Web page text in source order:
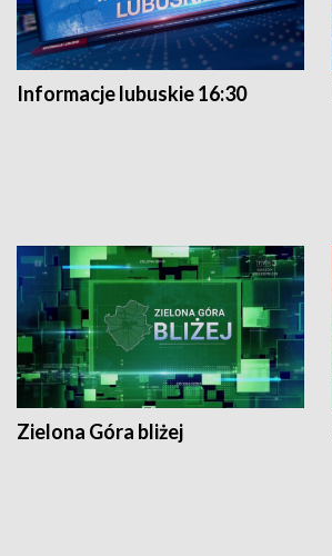
Informacje lubuskie 16:30
Zielona Góra bliżej